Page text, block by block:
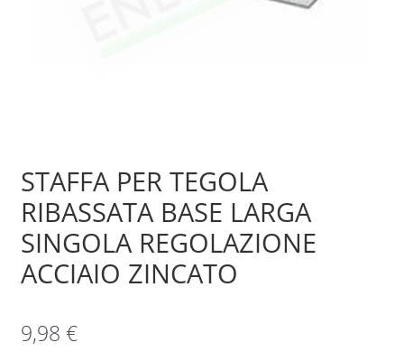
STAFFA PER TEGOLA
RIBASSATA BASE LARGA
SINGOLA REGOLAZIONE
ACCIAIO ZINCATO
9,98 €